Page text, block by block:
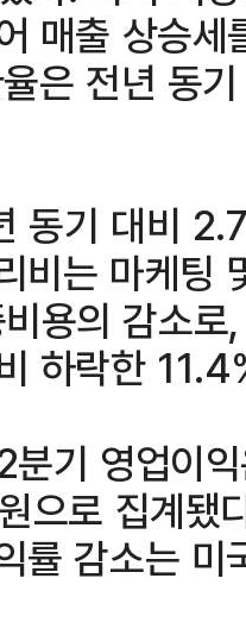
매출 상승
율은 전년
동기 대비
비는 마케팅
용의 감소
하락한
기 영업이
으로 집계됐
률 감소는